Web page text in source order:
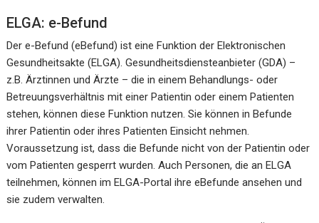
ELGA: e-Befund
Der e-Befund (eBefund) ist eine Funktion der Elektronischen
Gesundheitsakte (ELGA). Gesundheitsdiensteanbieter (GDA) –
z.B. Ärztinnen und Ärzte – die in einem Behandlungs- oder
Betreuungsverhältnis mit einer Patientin oder einem Patienten
stehen, können diese Funktion nutzen. Sie können in Befunde
ihrer Patientin oder ihres Patienten Einsicht nehmen.
Voraussetzung ist, dass die Befunde nicht von der Patientin oder
vom Patienten gesperrt wurden. Auch Personen, die an ELGA
teilnehmen, können im ELGA-Portal ihre eBefunde ansehen und
sie zudem verwalten.